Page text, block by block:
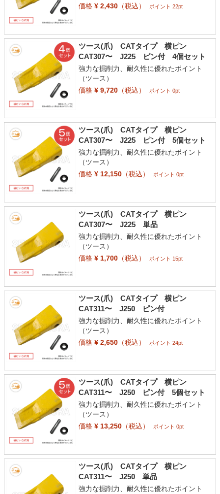
価格¥ 2,430（税込） ポイント 22pt
ツース(爪) CATタイプ 横ピン
CAT307〜 J225 ピン付 4個セット
強力な掘削力、耐久性に優れたポイント
（ツース）
価格¥ 9,720（税込） ポイント 0pt
ツース(爪) CATタイプ 横ピン
CAT307〜 J225 ピン付 5個セット
強力な掘削力、耐久性に優れたポイント
（ツース）
価格¥ 12,150（税込） ポイント 0pt
ツース(爪) CATタイプ 横ピン
CAT307〜 J225 単品
強力な掘削力、耐久性に優れたポイント
（ツース）
価格¥ 1,700（税込） ポイント 15pt
ツース(爪) CATタイプ 横ピン
CAT311〜 J250 ピン付
強力な掘削力、耐久性に優れたポイント
（ツース）
価格¥ 2,650（税込） ポイント 24pt
ツース(爪) CATタイプ 横ピン
CAT311〜 J250 ピン付 5個セット
強力な掘削力、耐久性に優れたポイント
（ツース）
価格¥ 13,250（税込） ポイント 0pt
ツース(爪) CATタイプ 横ピン
CAT311〜 J250 単品
強力な掘削力、耐久性に優れたポイント